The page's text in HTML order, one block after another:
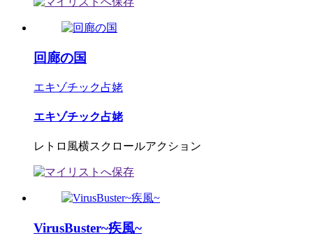
回廊の国
エキゾチック占姥
エキゾチック占姥
レトロ風横スクロールアクション
VirusBuster~疾風~